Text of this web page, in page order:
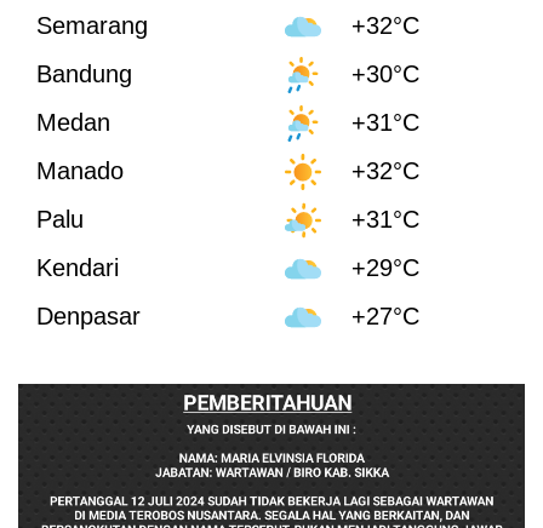
Semarang
+32°C
Bandung
+30°C
Medan
+31°C
Manado
+32°C
Palu
+31°C
Kendari
+29°C
Denpasar
+27°C